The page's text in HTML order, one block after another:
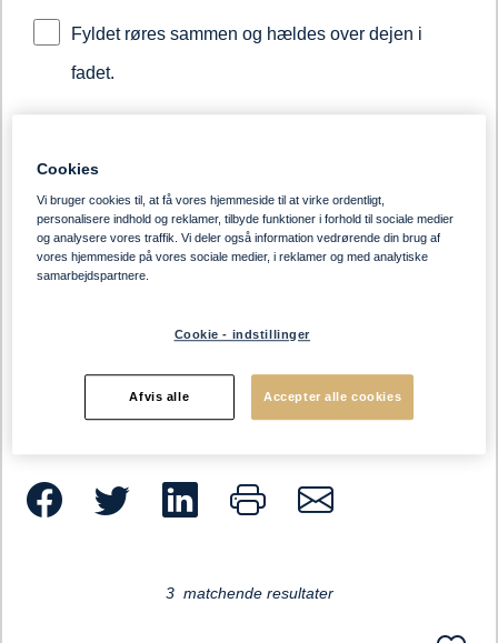
Fyldet røres sammen og hældes over dejen i
fadet.
sammen indvendig langs fadets sider.
Snit tærten på toppen.
3 matchende resultater
Cookies
Vi bruger cookies til, at få vores hjemmeside til at virke ordentligt,
personalisere indhold og reklamer, tilbyde funktioner i forhold til sociale medier
og analysere vores traffik. Vi deler også information vedrørende din brug af
vores hjemmeside på vores sociale medier, i reklamer og med analytiske
samarbejdspartnere.
Cookie - indstillinger
Afvis alle Accepter alle cookies